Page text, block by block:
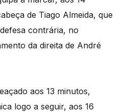
de Tiago Almeida, que
contrária, no
da direita de André
aos 13 minutos,
logo a seguir, aos 16